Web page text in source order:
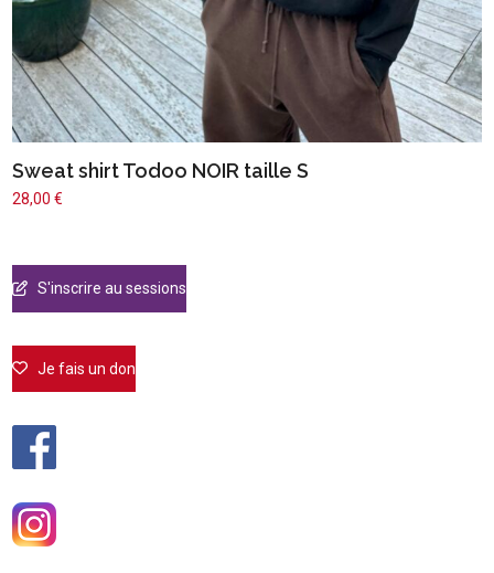
Sweat shirt Todoo NOIR taille S
28,00€
S'inscrire au sessions
Je fais un don